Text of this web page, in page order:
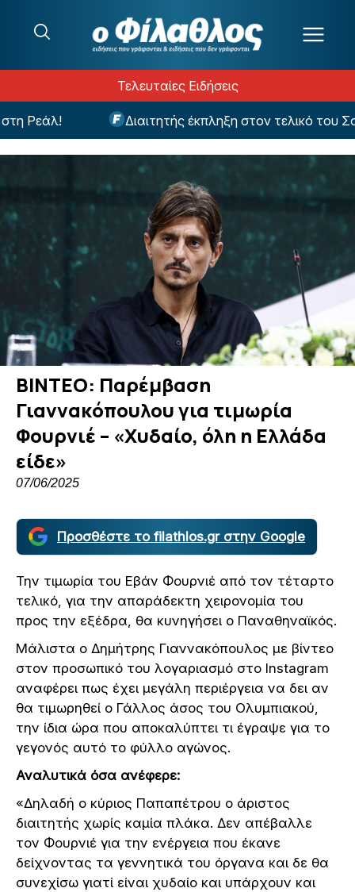
Τελευταίες Ειδήσεις
Ρεάλ! Διαιτητής έκπληξη στον τελικό του
ΒΙΝΤΕΟ: Παρέμβαση
Γιαννακόπουλου για τιμωρία
Φουρνιέ – «Χυδαίο, όλη η Ελλάδα
είδε»
07/06/2025
Προσθέστε το filathlos.gr στην Google
Την τιμωρία του Εβάν Φουρνιέ από τον τέταρτο
τελικό, για την απαράδεκτη χειρονομία του
προς την εξέδρα, θα κυνηγήσει ο Παναθηναϊκός.
Μάλιστα ο Δημήτρης Γιαννακόπουλος με βίντεο
στον προσωπικό του λογαριασμό στο Instagram
αναφέρει πως έχει μεγάλη περιέργεια να δει αν
θα τιμωρηθεί ο Γάλλος άσος του Ολυμπιακού,
την ίδια ώρα που αποκαλύπτει τι έγραψε για το
γεγονός αυτό το φύλλο αγώνος.
Αναλυτικά όσα ανέφερε:
«Δηλαδή ο κύριος Παπαπέτρου ο άριστος
διαιτητής χωρίς καμία πλάκα. Δεν απέβαλλε
τον Φουρνιέ για την ενέργεια που έκανε
δείχνοντας τα γεννητικά του όργανα και δε θα
συνεχίσω γιατί είναι χυδαίο και υπάρχουν και